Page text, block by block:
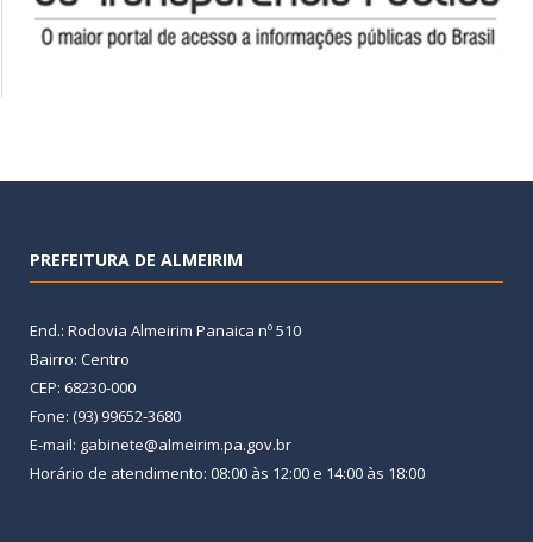
PREFEITURA DE ALMEIRIM
End.: Rodovia Almeirim Panaica nº 510
Bairro: Centro
CEP: 68230-000
Fone: (93) 99652-3680
E-mail: gabinete@almeirim.pa.gov.br
Horário de atendimento: 08:00 às 12:00 e 14:00 às 18:00